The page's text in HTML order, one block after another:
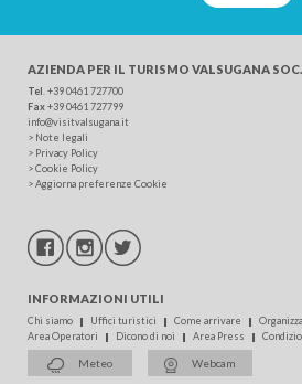
AZIENDA PER IL TURISMO VALSUGANA
Tel .+39 0461 727700
Fax+39 0461 727799
info@visitvalsugana.it
> Note legali
> Privacy Policy
>Cookie Policy
>Aggiorna preferenze Cookie
INFORMAZIONI UTILI
Chi siamo Uffici turistici Come arrivare
Area Operatori
Dicono di noi Area Press
Meteo Webcam